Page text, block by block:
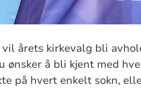
vil årets kirkevalg bli
å bli kjent med
på hvert enkelt sokn,